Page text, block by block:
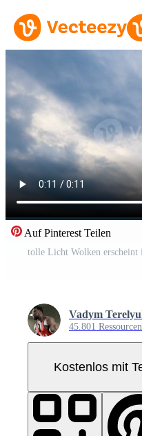
Auf Pinterest Teilen
Vadym
45.801 Ressourcen
Kostenlos mit